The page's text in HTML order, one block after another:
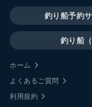
釣り船予約
釣り船
ホーム
よくあるご質問
利用規約